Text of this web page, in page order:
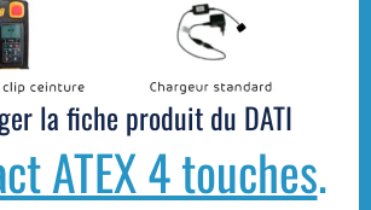
la fiche produit du DATI
ATEX 4 touches.